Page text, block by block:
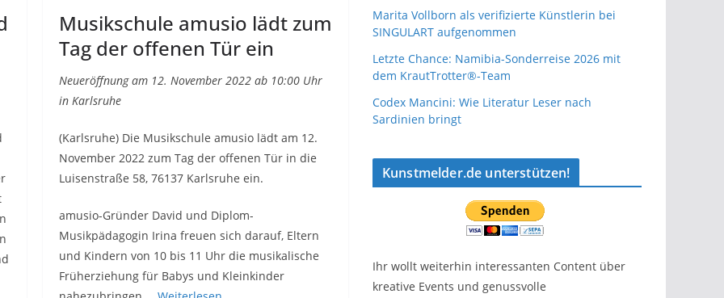
Musikschule amusio lädt zum
Tag der offenen Tür ein
Neueröffnung am 12. November 2022 ab 10:00 Uhr
in Karlsruhe
(Karlsruhe) Die Musikschule amusio lädt am 12.
November 2022 zum Tag der offenen Tür in die
Luisenstraße 58, 76137 Karlsruhe ein.
amusio-Gründer David und Diplom-
Musikpädagogin Irina freuen sich darauf, Eltern
und Kindern von 10 bis 11 Uhr die musikalische
Früherziehung für Babys und Kleinkinder
Marita Vollborn als verifizierte Künstlerin bei
SINGULART aufgenommen
Letzte Chance: Namibia-Sonderreise 2026 mit
dem KrautTrotter®-Team
Codex Mancini: Wie Literatur Leser nach
Sardinien bringt
Kunstmelder.de unterstützen!
Ihr wollt weiterhin interessanten Content über
kreative Events und genussvolle